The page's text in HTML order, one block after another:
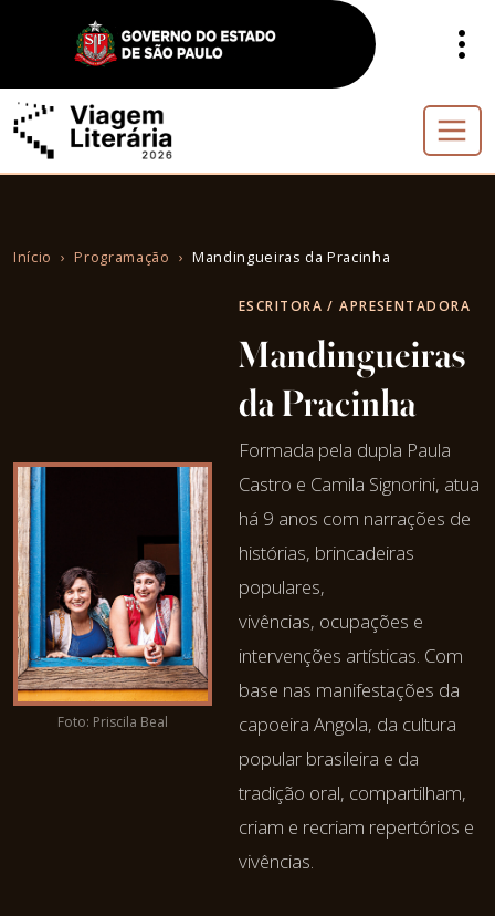
Início Programação Mandingueiras da Pracinha
Foto: Priscila Beal
ESCRITORA / APRESENTADORA
Mandingueiras
da Pracinha
Formada pela dupla Paula
Castro e Camila Signorini, atua
há 9 anos com narrações de
histórias, brincadeiras
populares,
vivências, ocupações e
intervenções artísticas. Com
base nas manifestações da
capoeira Angola, da cultura
popular brasileira e da
tradição oral, compartilham,
criam e recriam repertórios e
vivências.